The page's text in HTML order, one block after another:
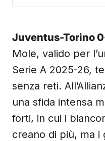
Juventus-Torino
Mole, valido per
Serie A 2025-26,
senza reti.
una sfida intensa
forti, in cui i
creano di più, ma i